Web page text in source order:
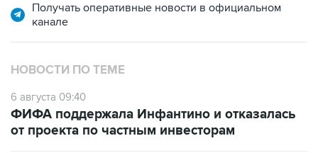
Получать оперативные новости в официальном
канале
НОВОСТИ ПО ТЕМЕ
6 августа 09:40
ФИФА поддержала Инфантино и отказалась
от проекта по частным инвесторам